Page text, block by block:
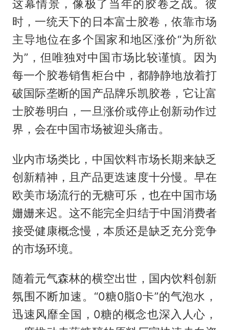
这幕情景，像极了当年的胶卷之战。彼
时，一统天下的日本富士胶卷，依靠市场
主导地位在多个国家和地区涨价“为所欲
为”，但唯独对中国市场比较谨慎。因为
每一个胶卷销售柜台中，都静静地放着打
破国际垄断的国产品牌乐凯胶卷，它让富
士胶卷明白，一旦涨价或停止创新动作过
界，会在中国市场被迎头痛击。
业内市场类比，中国饮料市场长期来缺乏
创新精神，且产品更迭速度十分慢。早在
欧美市场流行的无糖可乐，也在中国市场
姗姗来迟。这不能完全归结于中国消费者
接受健康概念慢，本质还是缺乏充分竞争
的市场环境。
随着元气森林的横空出世，国内饮料创新
氛围不断加速。“0糖0脂0卡”的气泡水，
迅速风靡全国，0糖的概念也深入人心，